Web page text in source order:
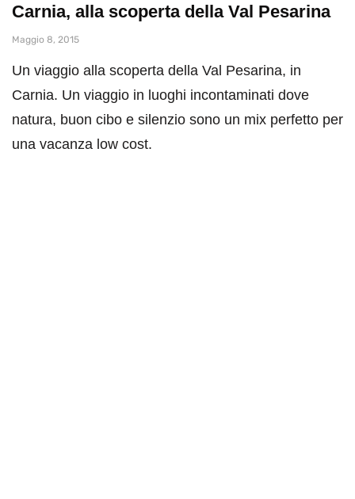
Carnia, alla scoperta della Val Pesarina
Maggio 8, 2015
Un viaggio alla scoperta della Val Pesarina, in
Carnia. Un viaggio in luoghi incontaminati dove
natura, buon cibo e silenzio sono un mix perfetto per
una vacanza low cost.